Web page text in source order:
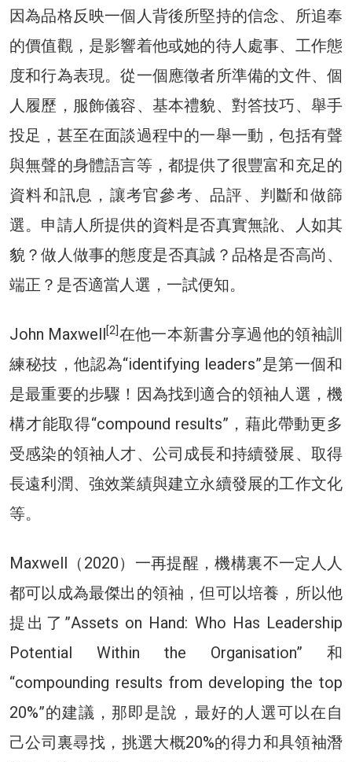
因為品格反映一個人背後所堅持的信念、所追奉
的價值觀，是影響着他或她的待人處事、工作態
度和行為表現。從一個應徵者所準備的文件、個
人履歷，服飾儀容、基本禮貌、對答技巧、舉手
投足，甚至在面談過程中的一舉一動，包括有聲
與無聲的身體語言等，都提供了很豐富和充足的
資料和訊息，讓考官參考、品評、判斷和做篩
選。申請人所提供的資料是否真實無訛、人如其
貌？做人做事的態度是否真誠？品格是否高尚、
端正？是否適當人選，一試便知。
John Maxwell[2]在他一本新書分享過他的領袖訓
練秘技，他認為“identifying leaders”是第一個和
是最重要的步驟！因為找到適合的領袖人選，機
構才能取得“compound results”，藉此帶動更多
受感染的領袖人才、公司成長和持續發展、取得
長遠利潤、強效業績與建立永續發展的工作文化
等。
Maxwell（2020）一再提醒，機構裏不一定人人
都可以成為最傑出的領袖，但可以培養，所以他
提出了”Assets on Hand: Who Has Leadership
Potential Within the Organisation” 和
“compounding results from developing the top
20%”的建議，那即是說，最好的人選可以在自
己公司裏尋找，挑選大概20%的得力和具領袖潛